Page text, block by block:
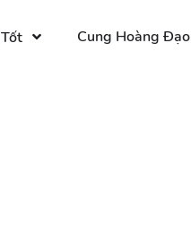
Cung Hoàng Đạo